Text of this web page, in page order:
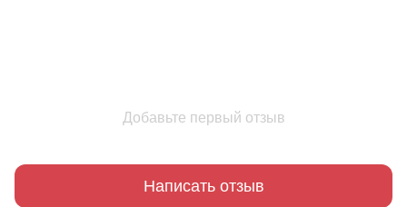
Добавьте первый отзыв
Написать отзыв